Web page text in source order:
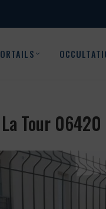
Tour 06420